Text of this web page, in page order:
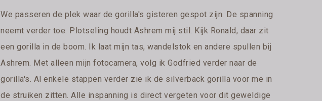
We passeren de plek waar de gorilla's gisteren gespot zijn. De spanning
neemt verder toe. Plotseling houdt Ashrem mij stil. Kijk Ronald, daar zit
een gorilla in de boom. Ik laat mijn tas, wandelstok en andere spullen bij
Ashrem. Met alleen mijn fotocamera, volg ik Godfried verder naar de
gorilla's. Al enkele stappen verder zie ik de silverback gorilla voor me in
de struiken zitten. Alle inspanning is direct vergeten voor dit geweldige